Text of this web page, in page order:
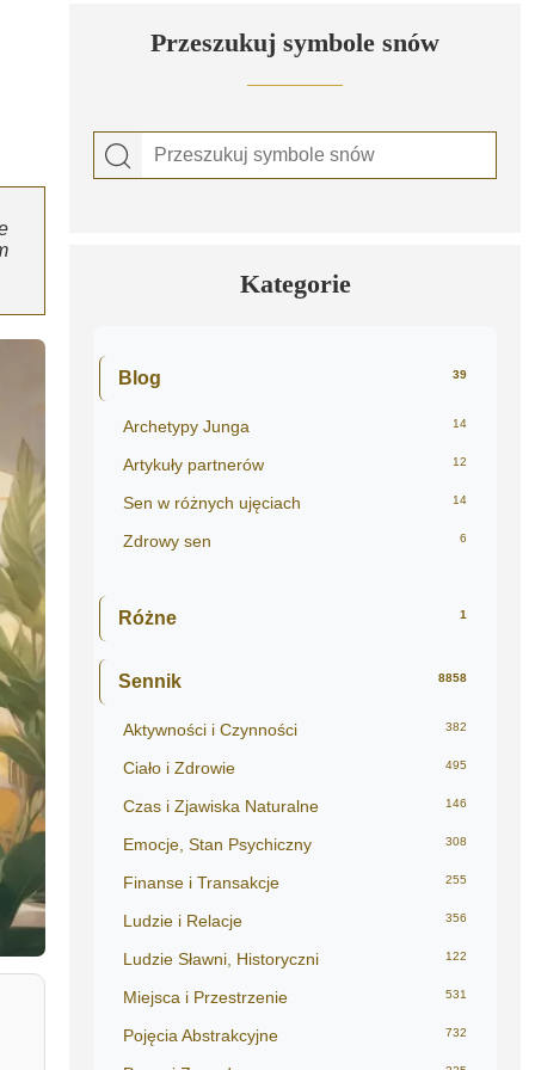
Przeszukuj symbole snów
Kategorie
Blog 39
Archetypy Junga 14
Artykuły partnerów 12
Sen w różnych ujęciach 14
Zdrowy sen 6
Różne 1
Sennik 8858
Aktywności i Czynności 382
Ciało i Zdrowie 495
Czas i Zjawiska Naturalne 146
Emocje, Stan Psychiczny 308
Finanse i Transakcje 255
Ludzie i Relacje 356
Ludzie Sławni, Historyczni 122
Miejsca i Przestrzenie 531
Pojęcia Abstrakcyjne 732